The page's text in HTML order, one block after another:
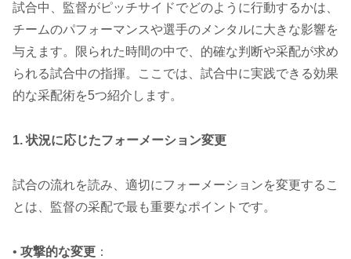
試合中、監督がピッチサイドでどのように行動するかは、
チームのパフォーマンスや選手のメンタルに大きな影響を
与えます。限られた時間の中で、的確な判断や采配が求め
られる試合中の指揮。ここでは、試合中に実践できる効果
的な采配術を5つ紹介します。
1. 状況に応じたフォーメーション変更
試合の流れを読み、適切にフォーメーションを変更するこ
とは、監督の采配で最も重要なポイントです。
• 攻撃的な変更 ：